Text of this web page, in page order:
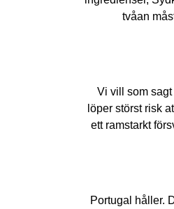
tvåan
Vi vill som
löper störst risk
ett ramstarkt
Portugal håller.